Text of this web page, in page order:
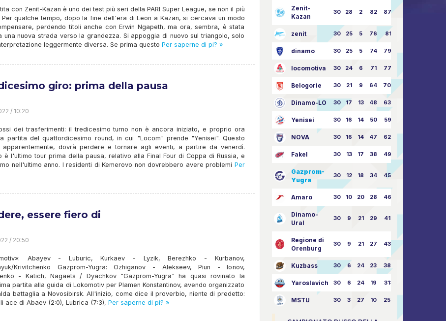
con Zenit-Kazan è uno dei test più seri della PARI Super League, se non il più
Per qualche tempo, dopo la fine dell'era di Leon a Kazan, si cercava un modo
perdendo titoli anche con Erwin Ngapeth, ma ora, sembra, è stata
una nuova strada verso la grandezza. Si appoggia di nuovo sul triangolo, solo
leggermente diversa. Se prima questo Per saperne di pi? »
giro: prima della pausa
/ 10:20
dei trasferimenti: il tredicesimo turno non è ancora iniziato, e proprio ora
partita del quattordicesimo round, in cui "Locom" prende "Yenisei". Questo
apparentemente, dovrà perdere e tornare agli eventi, a partire da venerdì.
è l'ultimo tour prima della pausa, relativo alla Final Four di Coppa di Russia, e
nell'ultimo anno. I residenti di Kemerovo non dovrebbero avere problemi Per
essere fiero di
/ 20:50
Abayev - Luburic, Kurkaev - Lyzik, Berezhko - Kurbanov,
Krivitchenko Gazprom-Yugra: Ozhiganov - Alekseev, Piun - Ionov,
- Katich, Nagaets / Dyachkov "Gazprom-Yugra" ha quasi rovinato la
partita alla guida di Lokomotiv per Plamen Konstantinov, avendo organizzato
battaglia a Novosibirsk. All'inizio, come dice il proverbio, niente di predetto:
ace di Abaev (2:0), Lubrica (7:3), Per saperne di pi? »
Zenit-
Kazan
30 28 2 82 87:24
zenit 30 25 5 76 81:21
dinamo 30 25 5 74 79:26
locomotiva 30 24 6 71 77:33
Belogorie 30 21 9 64 70:40
Dinamo-LO 30 17 13 48 63:57
Yenisei 30 16 14 50 59:53
NOVA 30 16 14 47 62:58
Fakel 30 13 17 38 49:62
Gazprom-
Yugra
30 12 18 34 45:63
Amaro 30 10 20 28 46:73
Dinamo-
Ural
30 9 21 29 41:70
Regione di
Orenburg
30 9 21 27 43:73
Kuzbass 30 6 24 23 38:76
Yaroslavich 30 6 24 19 31:80
MSTU 30 3 27 10 25:87